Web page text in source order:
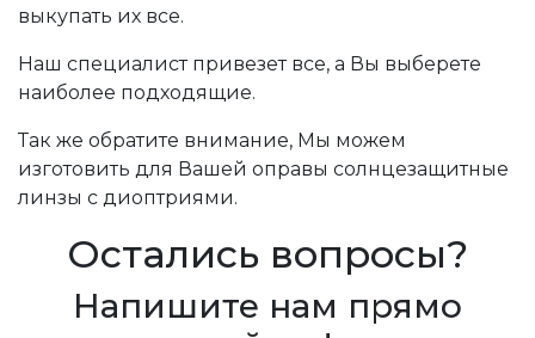
выкупать их все.
Наш специалист привезет все, а Вы выберете
наиболее подходящие.
Так же обратите внимание, Мы можем
изготовить для Вашей оправы солнцезащитные
линзы с диоптриями.
Остались вопросы?
Напишите нам прямо